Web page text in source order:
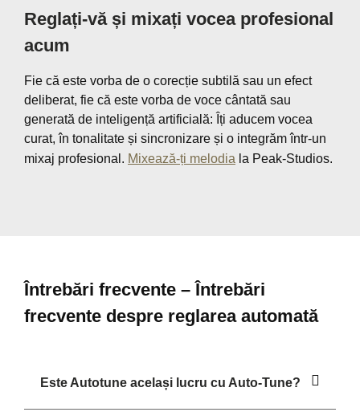
Reglați-vă și mixați vocea profesional
acum
Fie că este vorba de o corecție subtilă sau un efect
deliberat, fie că este vorba de voce cântată sau
generată de inteligență artificială: Îți aducem vocea
curat, în tonalitate și sincronizare și o integrăm într-un
mixaj profesional. Mixează-ți melodia la Peak-Studios.
Întrebări frecvente – Întrebări
frecvente despre reglarea automată
Este Autotune același lucru cu Auto-Tune?